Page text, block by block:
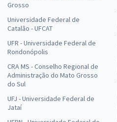
Grosso
Universidade Federal de
Catalão - UFCAT
UFR - Universidade Federal de
Rondonópolis
CRA MS - Conselho Regional de
Administração do Mato Grosso
do Sul
UFJ - Universidade Federal de
Jataí